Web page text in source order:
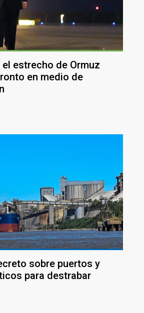
estrecho de Ormuz
en medio de
sobre puertos y
para destrabar